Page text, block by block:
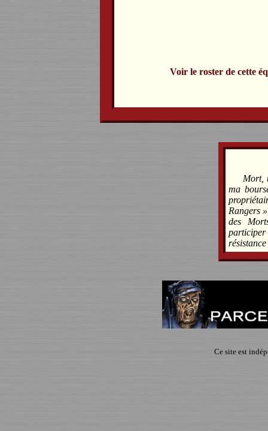
Voir le roster de cette
Mort,
ma
Rangers
des
Ce site est